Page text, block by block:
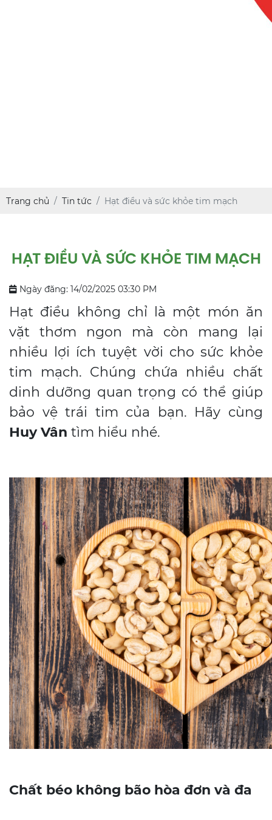
Trang chủ Tin tức Hạt điều và sức khỏe tim mạch
HẠT ĐIỀU VÀ SỨC KHỎE TIM MẠCH
Ngày đăng: 14/02/2025 03:30 PM
Hạt điều không chỉ là một món ăn
vặt thơm ngon mà còn mang lại
nhiều lợi ích tuyệt vời cho sức khỏe
tim mạch. Chúng chứa nhiều chất
dinh dưỡng quan trọng có thể giúp
bảo vệ trái tim của bạn. Hãy cùng
Huy Vân tìm hiểu nhé.
Chất béo không bão hòa đơn và đa